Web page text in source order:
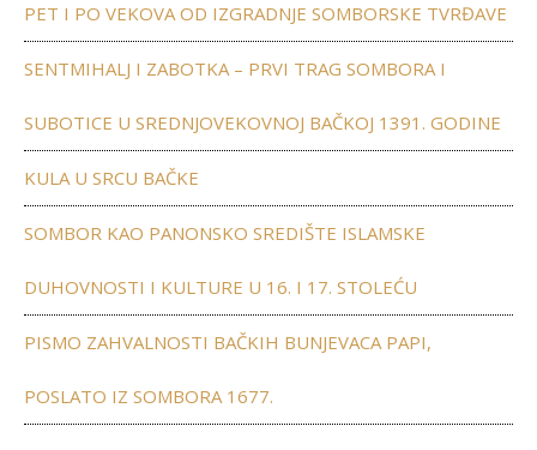
PET I PO VEKOVA OD IZGRADNJE SOMBORSKE TVRĐAVE
SENTMIHALJ I ZABOTKA – PRVI TRAG SOMBORA I
SUBOTICE U SREDNJOVEKOVNOJ BAČKOJ 1391. GODINE
KULA U SRCU BAČKE
SOMBOR KAO PANONSKO SREDIŠTE ISLAMSKE
DUHOVNOSTI I KULTURE U 16. I 17. STOLEĆU
PISMO ZAHVALNOSTI BAČKIH BUNJEVACA PAPI,
POSLATO IZ SOMBORA 1677.